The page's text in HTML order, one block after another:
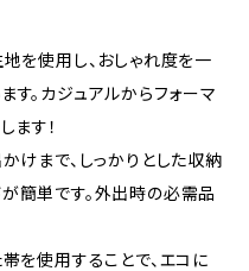
を使用し、おしゃれ度を一
す。カジュアルからフォーマ
ます！
けまで、しっかりとした収納
簡単です。外出時の必需品
を使用することで、エコに